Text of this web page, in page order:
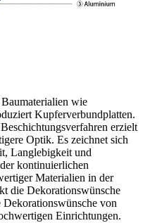
wie
Kupferverbundplatten.
erzielt
Optik. Es zeichnet sich
Langlebigkeit und
kontinuierlichen
Materialien in der
die Dekorationswünsche
von
Einrichtungen.